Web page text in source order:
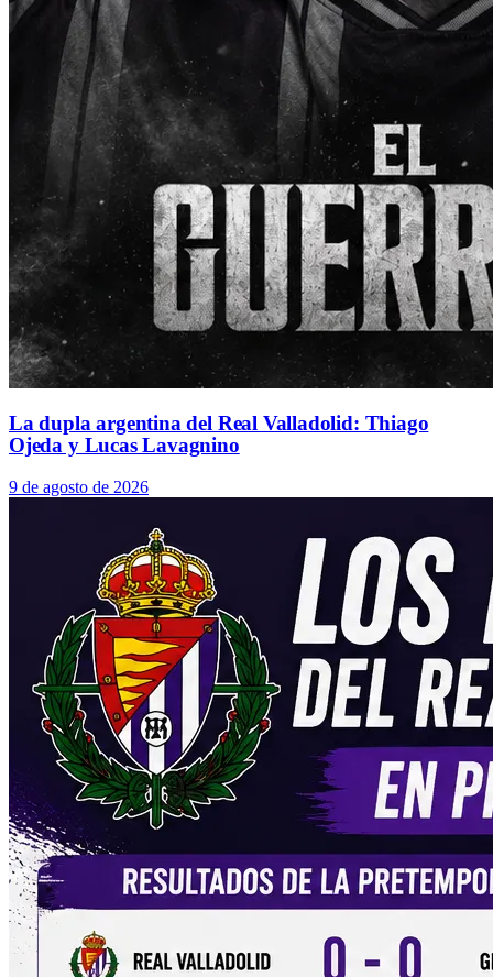
La dupla argentina del Real Valladolid: Thiago
Ojeda y Lucas Lavagnino
9 de agosto de 2026